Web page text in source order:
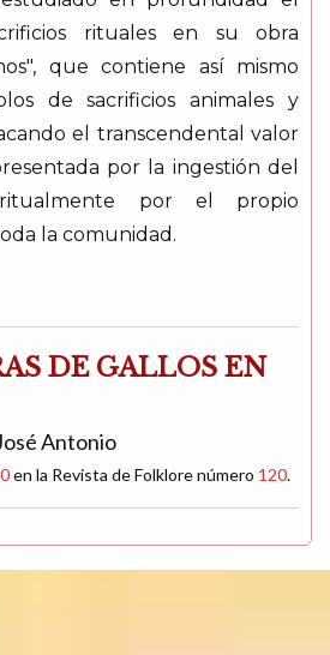
rituales en su obra
que contiene así mismo
de sacrificios animales y
el transcendental valor
por la ingestión del
por el propio
la comunidad.
DE GALLOS EN
Antonio
en la Revista de Folklore número 120.